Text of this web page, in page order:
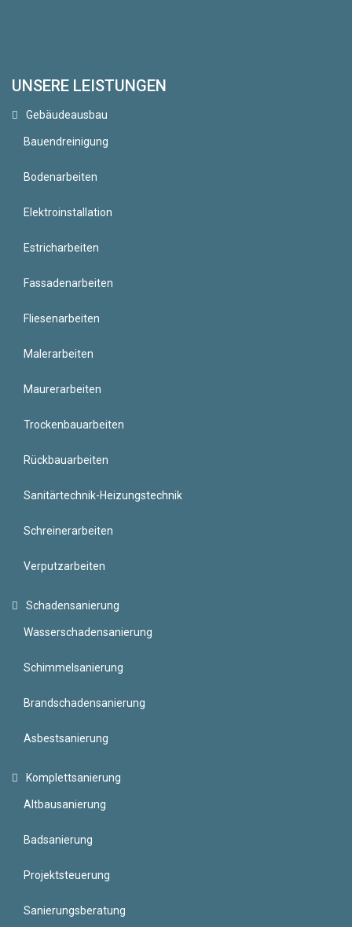
UNSERE LEISTUNGEN
Gebäudeausbau
Bauendreinigung
Bodenarbeiten
Elektroinstallation
Estricharbeiten
Fassadenarbeiten
Fliesenarbeiten
Malerarbeiten
Maurerarbeiten
Trockenbauarbeiten
Rückbauarbeiten
Sanitärtechnik-Heizungstechnik
Schreinerarbeiten
Verputzarbeiten
Schadensanierung
Wasserschadensanierung
Schimmelsanierung
Brandschadensanierung
Asbestsanierung
Komplettsanierung
Altbausanierung
Badsanierung
Projektsteuerung
Sanierungsberatung